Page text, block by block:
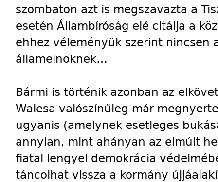
szombaton azt is megszavazta a
esetén Állambíróság elé citálja a
ehhez véleményük szerint nincsen
államelnöknek…
Bármi is történik azonban az
Walesa valószínűleg már
ugyanis (amelynek esetleges
annyian, mint ahányan az elmúlt
fiatal lengyel demokrácia
táncolhat vissza a kormány